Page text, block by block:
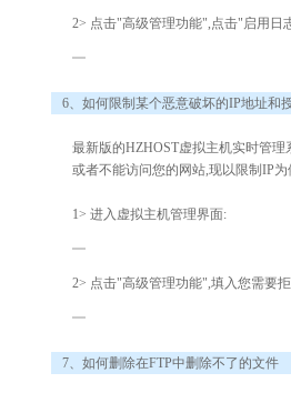
2> 点击"高级管理功能",点击"启用日
6、如何限制某个恶意破坏的IP地址和
最新版的HZHOST虚拟主机实时管
或者不能访问您的网站,现以限制IP为
1> 进入虚拟主机管理界面:
2> 点击"高级管理功能",填入您需要
7、如何删除在FTP中删除不了的文件